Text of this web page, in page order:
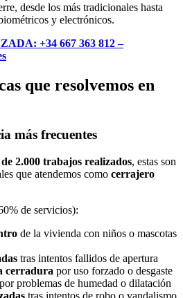
desde los más tradicionales hasta
y electrónicos.
+34 667 363 812 –
que resolvemos en
más frecuentes
de 2.000 trabajos realizados, estas son
que atendemos como cerrajero
de servicios):
de la vivienda con niños o mascotas
tras intentos fallidos de apertura
cerradura por uso forzado o desgaste
por problemas de humedad o dilatación
tras intentos de robo o vandalismo